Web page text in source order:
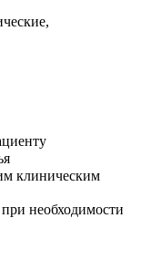
клиническим
необходимости